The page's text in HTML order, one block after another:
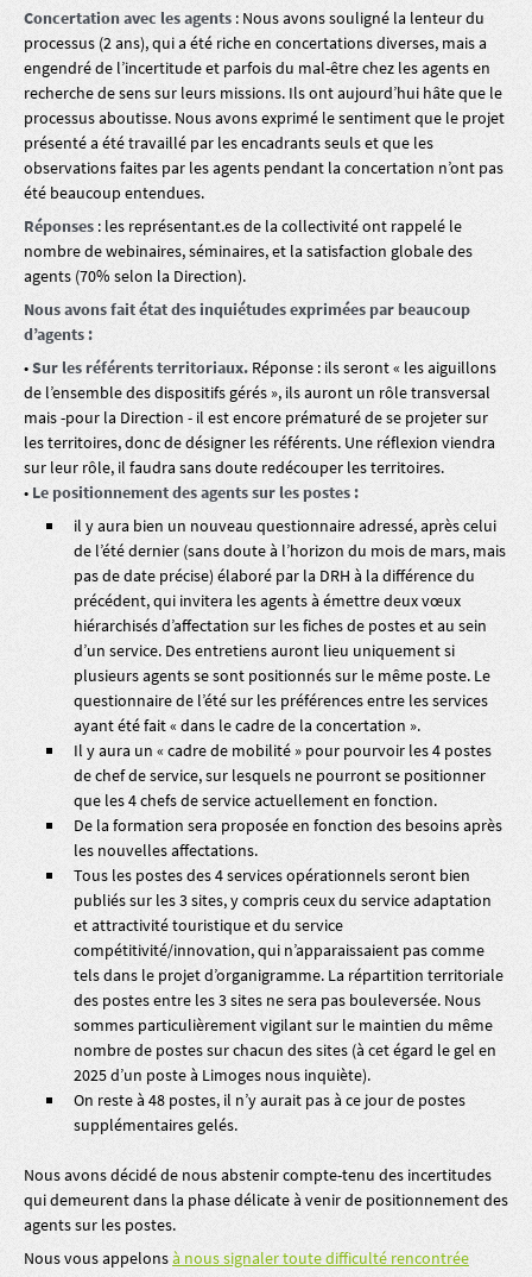
Concertation avec les agents : Nous avons souligné la lenteur du
processus (2 ans), qui a été riche en concertations diverses, mais a
engendré de l’incertitude et parfois du mal-être chez les agents en
recherche de sens sur leurs missions. Ils ont aujourd’hui hâte que le
processus aboutisse. Nous avons exprimé le sentiment que le projet
présenté a été travaillé par les encadrants seuls et que les
observations faites par les agents pendant la concertation n’ont pas
été beaucoup entendues.
Réponses : les représentant.es de la collectivité ont rappelé le
nombre de webinaires, séminaires, et la satisfaction globale des
agents (70% selon la Direction).
Nous avons fait état des inquiétudes exprimées par beaucoup
d’agents :
•Sur les référents territoriaux. Réponse : ils seront « les aiguillons
de l’ensemble des dispositifs gérés », ils auront un rôle transversal
mais -pour la Direction - il est encore prématuré de se projeter sur
les territoires, donc de désigner les référents. Une réflexion viendra
sur leur rôle, il faudra sans doute redécouper les territoires.
• Le positionnement des agents sur les postes :
il y aura bien un nouveau questionnaire adressé, après celui
de l’été dernier (sans doute à l’horizon du mois de mars, mais
pas de date précise) élaboré par la DRH à la différence du
précédent, qui invitera les agents à émettre deux vœux
hiérarchisés d’affectation sur les fiches de postes et au sein
d’un service. Des entretiens auront lieu uniquement si
plusieurs agents se sont positionnés sur le même poste. Le
questionnaire de l’été sur les préférences entre les services
ayant été fait « dans le cadre de la concertation ».
Il y aura un « cadre de mobilité » pour pourvoir les 4 postes
de chef de service, sur lesquels ne pourront se positionner
que les 4 chefs de service actuellement en fonction.
De la formation sera proposée en fonction des besoins après
les nouvelles affectations.
Tous les postes des 4 services opérationnels seront bien
publiés sur les 3 sites, y compris ceux du service adaptation
et attractivité touristique et du service
compétitivité/innovation, qui n’apparaissaient pas comme
tels dans le projet d’organigramme. La répartition territoriale
des postes entre les 3 sites ne sera pas bouleversée. Nous
sommes particulièrement vigilant sur le maintien du même
nombre de postes sur chacun des sites (à cet égard le gel en
2025 d’un poste à Limoges nous inquiète).
On reste à 48 postes, il n’y aurait pas à ce jour de postes
supplémentaires gelés.
Nous avons décidé de nous abstenir compte-tenu des incertitudes
qui demeurent dans la phase délicate à venir de positionnement des
agents sur les postes.
Nous vous appelonsà nous signaler toute difficulté rencontrée